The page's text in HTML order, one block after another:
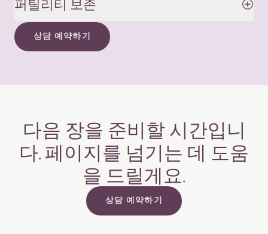
퍼틸리티 보존
상담 예약하기
다음 장을 준비할 시간입니
다. 페이지를 넘기는 데 도움
을 드릴게요.
상담 예약하기